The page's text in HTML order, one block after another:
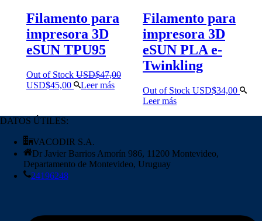
Filamento para
impresora 3D
eSUN TPU95
Out of Stock USD$47,00
El
era:
USD$47,00.
USD$45,00El
es:
Leer más
Filamento para
impresora 3D
eSUN PLA e-
Twinkling
Out of Stock USD$34,00
Leer más
DATOS ÚTILES:
VACODIR S.A.
Dr Javier Barrios Amorín 986, 11200 Montevideo,
Departamento de Montevideo, Uruguay
24196248